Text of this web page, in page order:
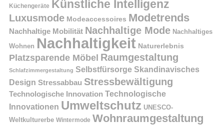
Küchengeräte Künstliche Intelligenz
Luxusmode Modeaccessoires Modetrends
Nachhaltige Mobilität Nachhaltige Mode Nachhaltiges
Wohnen Nachhaltigkeit Naturerlebnis
Platzsparende Möbel Raumgestaltung
Schlafzimmergestaltung Selbstfürsorge Skandinavisches
Design Stressabbau Stressbewältigung
Technologische Innovation Technologische
Innovationen Umweltschutz UNESCO-
Weltkulturerbe Wintermode Wohnraumgestaltung